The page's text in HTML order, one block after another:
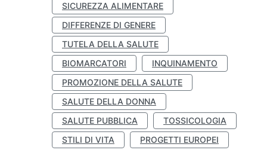
SICUREZZA ALIMENTARE
DIFFERENZE DI GENERE
TUTELA DELLA SALUTE
BIOMARCATORI
INQUINAMENTO
PROMOZIONE DELLA SALUTE
SALUTE DELLA DONNA
SALUTE PUBBLICA
TOSSICOLOGIA
STILI DI VITA
PROGETTI EUROPEI